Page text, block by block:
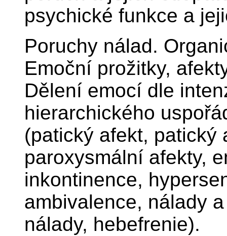
psychické funkce a
Poruchy nálad.
Emoční prožitky,
Dělení emocí dle
hierarchického
(patický afekt, patický
paroxysmální afekty,
inkontinence,
ambivalence, nálady
nálady, hebefrenie).